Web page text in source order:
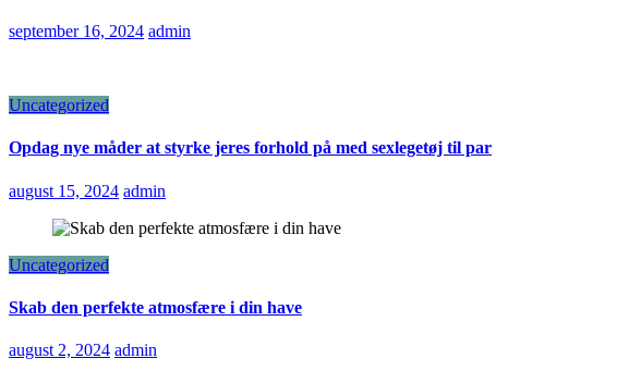
september 16, 2024 admin
Uncategorized
Opdag nye måder at styrke jeres forhold på med sexlegetøj til par
august 15, 2024 admin
Uncategorized
Skab den perfekte atmosfære i din have
august 2, 2024 admin